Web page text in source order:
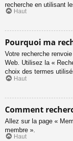
recherche en utilisant
Haut
Pourquoi ma
Votre recherche
Web. Utilisez la «
choix des termes
Haut
Comment
Allez sur la page «
membre ».
Haut